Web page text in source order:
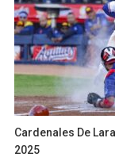
Cardenales De
2025